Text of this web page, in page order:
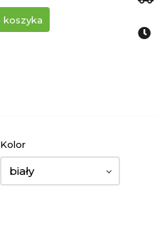
Kolor
biały